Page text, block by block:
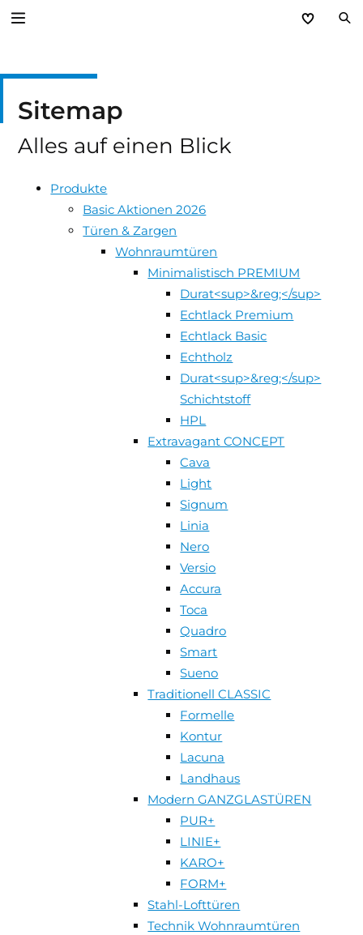
Service
Unternehmen
Sitemap
Alles auf einen Blick
Produkte
Basic Aktionen 2026
Türen & Zargen
Wohnraumtüren
Minimalistisch PREMIUM
Durat<sup>&reg;</sup>
Echtlack Premium
Echtlack Basic
Echtholz
Durat<sup>&reg;</sup>
Schichtstoff
HPL
Extravagant CONCEPT
Cava
Light
Signum
Linia
Nero
Versio
Accura
Toca
Quadro
Smart
Sueno
Traditionell CLASSIC
Formelle
Kontur
Lacuna
Landhaus
Modern GANZGLASTÜREN
PUR+
LINIE+
KARO+
FORM+
Stahl-Lofttüren
Technik Wohnraumtüren